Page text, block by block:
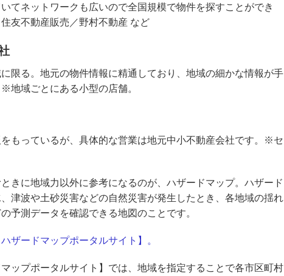
てネットワークも広いので全国規模で物件を探すことができ
友不動産販売／野村不動産 など
限る。地元の物件情報に精通しており、地域の細かな情報が手
地域ごとにある小型の店舗。
もっているが、具体的な営業は地元中小不動産会社です。※セ
きに地域力以外に参考になるのが、ハザードマップ。ハザード
津波や土砂災害などの自然災害が発生したとき、各地域の揺れ
予測データを確認できる地図のことです。
ザードマップポータルサイト】。
ップポータルサイト】では、地域を指定することで各市区町村